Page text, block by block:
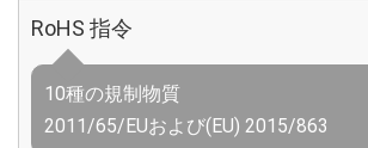
RoHS 指令
10種の規制物質
2011/65/EUおよび(EU) 2015/863